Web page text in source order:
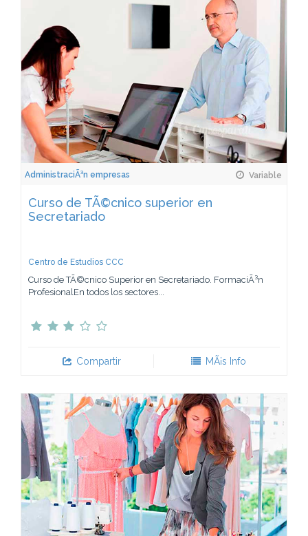
AdministraciÃ³n empresas Variable
Curso de TÃ©cnico superior en
Secretariado
Centro de Estudios CCC
Curso de TÃ©cnico Superior en Secretariado. FormaciÃ³n
ProfesionalEn todos los sectores...
Compartir MÃ¡s Info